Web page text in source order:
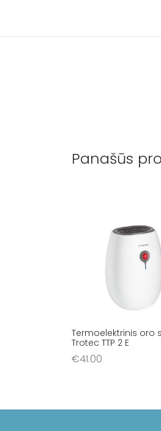
Panašūs
Termoelektrinis oro
Trotec TTP 2 E
€41.00